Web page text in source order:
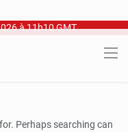
à 11h10 GMT
Perhaps searching can